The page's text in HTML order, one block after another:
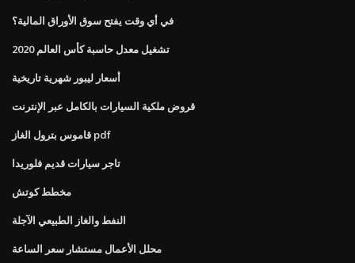
في أي وقت يفتح سوق الأوراق المالية؟
تشغيل معدل حاسبة كأس العالم 2020
أسعار ليبور شهرية تاريخية
قروض ملكية السيارات بالكامل عبر الإنترنت
قاموس بترول الغاز pdf
تاجر سيارات قديم فلوريدا
مخطط كوتش
النفط والغاز الطبيعي الآجلة
محلل الأعمال مستشار سعر الساعة